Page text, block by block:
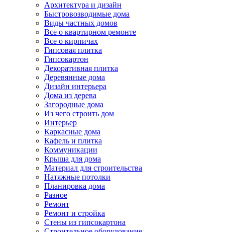
Архитектура и дизайн
Быстровозводимые дома
Виды частных домов
Все о квартирном ремонте
Все о кирпичах
Гипсовая плитка
Гипсокартон
Декоративная плитка
Деревянные дома
Дизайн интерьера
Дома из дерева
Загородные дома
Из чего строить дом
Интерьер
Каркасные дома
Кафель и плитка
Коммуникации
Крыша для дома
Материал для строительства
Натяжные потолки
Планировка дома
Разное
Ремонт
Ремонт и стройка
Стены из гипсокартона